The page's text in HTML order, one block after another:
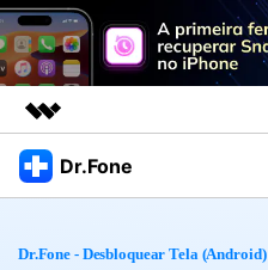
Produtos em destaque
Dr.Fone
Dr.Fone - Desbloquear Tela (Android)